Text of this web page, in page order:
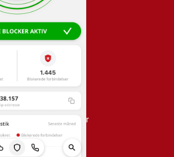
information, når
det en reklame, der